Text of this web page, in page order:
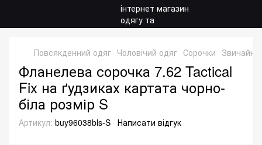
Повсякденний одяг Чоловічий одяг Сорочки Звичайні
Фланелева сорочка 7.62 Tactical
Fix на ґудзиках картата чорно-
біла розмір S
Артикул: buy96038bls-S Написати відгук